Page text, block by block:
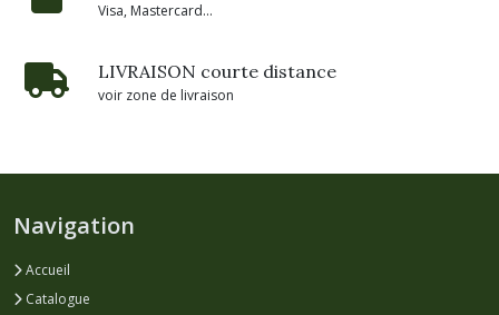
Visa, Mastercard...
LIVRAISON courte distance
voir zone de livraison
Navigation
Accueil
Catalogue